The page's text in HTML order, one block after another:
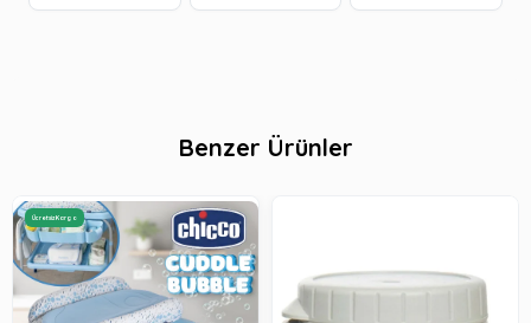
Benzer Ürünler
Ücretsiz Kargo